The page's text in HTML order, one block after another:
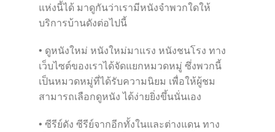
แห่งนี้ได้ มาดูกันว่าเรามีหนังจำพวกใดให้
บริการบ้านดังต่อไปนี้
• ดูหนังใหม่ หนังใหม่มาแรง หนังชนโรง ทาง
เว็บไซต์ของเราได้จัดแยกหมวดหมู่ ซึ่งพวกนี้
เป็นหมวดหมู่ที่ได้รับความนิยม เพื่อให้ผู้ชม
สามารถเลือกดูหนัง ได้ง่ายยิ่งขึ้นนั่นเอง
• ซีรีย์ดัง ซีรีย์จากอีกทั้งในและต่างแดน ทาง